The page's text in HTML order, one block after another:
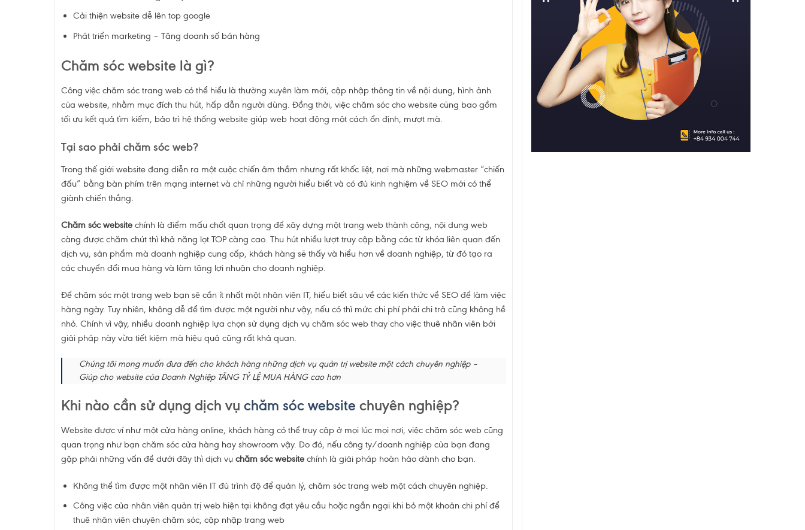
Cải thiện website dễ lên top google
Phát triển marketing – Tăng doanh số bán hàng
Chăm sóc website là gì?
Công việc chăm sóc trang web có thể hiểu là thường xuyên làm mới, cập nhập thông tin về nội dung, hình ảnh
của website, nhằm mục đích thu hút, hấp dẫn người dùng. Đồng thời, việc chăm sóc cho website cũng bao gồm
tối ưu kết quả tìm kiếm, bảo trì hệ thống website giúp web hoạt động một cách ổn định, mượt mà.
Tại sao phải chăm sóc web?
Trong thế giới website đang diễn ra một cuộc chiến âm thầm nhưng rất khốc liệt, nơi mà những webmaster “chiến
đấu” bằng bàn phím trên mạng internet và chỉ những người hiểu biết và có đủ kinh nghiệm về SEO mới có thể
giành chiến thắng.
Chăm sóc websitechính là điểm mấu chốt quan trọng để xây dựng một trang web thành công, nội dung web
càng được chăm chút thì khả năng lọt TOP càng cao. Thu hút nhiều lượt truy cập bằng các từ khóa liên quan đến
dịch vụ, sản phẩm mà doanh nghiệp cung cấp, khách hàng sẽ thấy và hiểu hơn về doanh nghiệp, từ đó tạo ra
các chuyển đổi mua hàng và làm tăng lợi nhuận cho doanh nghiệp.
Để chăm sóc một trang web bạn sẽ cần ít nhất một nhân viên IT, hiểu biết sâu về các kiến thức về SEO để làm việc
hàng ngày. Tuy nhiên, không dễ để tìm được một người như vậy, nếu có thì mức chi phí phải chi trả cũng không hề
nhỏ. Chính vì vậy, nhiều doanh nghiệp lựa chọn sử dụng dịch vụ chăm sóc web thay cho việc thuê nhân viên bởi
giải pháp này vừa tiết kiệm mà hiệu quả cũng rất khả quan.
Chúng tôi mong muốn đưa đến cho khách hàng những dịch vụ quản trị website một cách chuyên nghiệp –
Giúp cho website của Doanh Nghiệp TĂNG TỶ LỆ MUA HÀNG cao hơn
Khi nào cần sử dụng dịch vụ chăm sóc website chuyên nghiệp?
Website được ví như một cửa hàng online, khách hàng có thể truy cập ở mọi lúc mọi nơi, việc chăm sóc web cũng
quan trọng như bạn chăm sóc cửa hàng hay showroom vậy. Do đó, nếu công ty/doanh nghiệp của bạn đang
gặp phải những vấn đề dưới đây thì dịch vụ chăm sóc websitechính là giải pháp hoàn hảo dành cho bạn.
Không thể tìm được một nhân viên IT đủ trình độ để quản lý, chăm sóc trang web một cách chuyên nghiệp.
Công việc của nhân viên quản trị web hiện tại không đạt yêu cầu hoặc ngần ngại khi bỏ một khoản chi phí để
thuê nhân viên chuyên chăm sóc, cập nhập trang web